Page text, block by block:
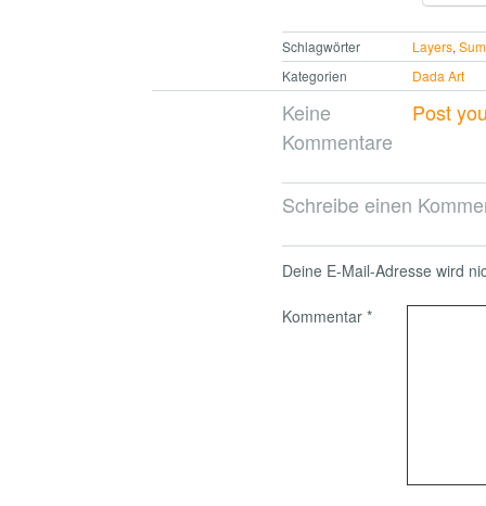
Schlagwörter Layers,
Kategorien
Dada Art
Keine
Kommentare
Post
Schreibe einen
Deine E-Mail-Adresse wird
Kommentar *